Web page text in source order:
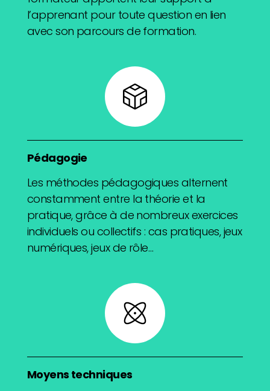
l’apprenant pour toute question en lien
avec son parcours de formation.
Pédagogie
Les méthodes pédagogiques alternent
constamment entre la théorie et la
pratique, grâce à de nombreux exercices
individuels ou collectifs : cas pratiques, jeux
numériques, jeux de rôle…
Moyens techniques